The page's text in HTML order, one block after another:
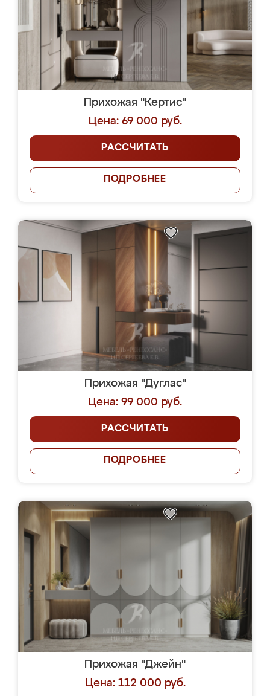
Прихожая "Кертис"
Цена: 69 000 руб.
РАССЧИТАТЬ
ПОДРОБНЕЕ
Прихожая "Дуглас"
Цена: 99 000 руб.
РАССЧИТАТЬ
ПОДРОБНЕЕ
Прихожая "Джейн"
Цена: 112 000 руб.